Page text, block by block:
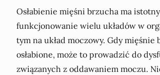
Osłabienie mięśni brzucha ma
funkcjonowanie wielu układów w
tym na układ moczowy. Gdy mięśnie
osłabione, może to prowadzić do
związanych z oddawaniem moczu.